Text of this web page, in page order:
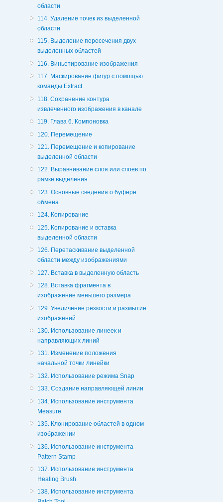
области
114. Удаление точек из выделенной
области
115. Выделение пересечения двух
выделенных областей
116. Виньетирование изображения
117. Маскирование фигур с помощью
команды Extract
118. Сохранение контура
извлеченного изображения в канале
119. Глава 6. Компоновка
120. Перемещение
121. Перемещение и копирование
выделенной области
122. Выравнивание слоя или слоев по
рамке выделения
123. Основные сведения о буфере
обмена
124. Копирование
125. Копирование и вставка
выделенной области
126. Перетаскивание выделенной
области между изображениями
127. Вставка в выделенную область
128. Вставка фрагмента в
изображение меньшего размера
129. Увеличение резкости и размытие
изображений
130. Использование линеек и
направляющих линий
131. Изменение положения
начальной точки линейки
132. Использование режима Snap
133. Создание направляющей линии
134. Использование инструмента
Measure
135. Клонирование областей в одном
изображении
136. Использование инструмента
Pattern Stamp
137. Использование инструмента
Healing Brush
138. Использование инструмента